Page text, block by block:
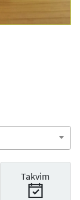
Takvim